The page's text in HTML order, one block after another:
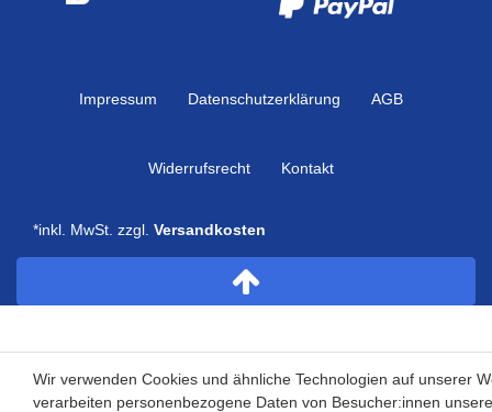
Impressum Daten­schutz­erklärung AGB
Widerrufs­recht Kontakt
*inkl. MwSt. zzgl. Versandkosten
Wir verwenden Cookies und ähnliche Technologien auf unserer
verarbeiten personenbezogene Daten von Besucher:innen